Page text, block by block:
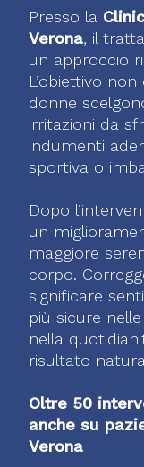
Presso la
Verona, il
un approccio
L’obiettivo
donne
irritazioni da
indumenti
sportiva o
Dopo
un
maggiore
corpo.
significare
più sicure
nella
risultato
Oltre 50
anche su
Verona